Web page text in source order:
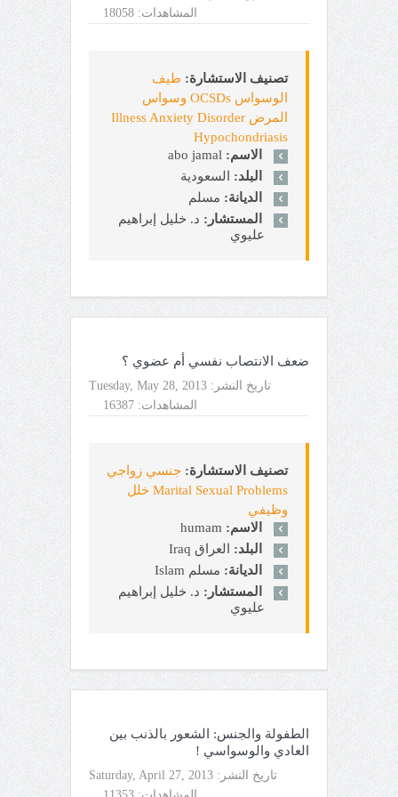
المشاهدات: 18058
تصنيف الاستشارة: طيف
الوسواس OCSDs وسواس
المرض Illness Anxiety Disorder
Hypochondriasis
الاسم: abo jamal
البلد: السعودية
الديانة: مسلم
المستشار: د. خليل إبراهيم
عليوي
ضعف الانتصاب نفسي أم عضوي ؟
تاريخ النشر: Tuesday, May 28, 2013
المشاهدات: 16387
تصنيف الاستشارة: جنسي زواجي
Marital Sexual Problems خلل
وظيفي
الاسم: humam
البلد: العراق Iraq
الديانة: مسلم Islam
المستشار: د. خليل إبراهيم
عليوي
الطفولة والجنس: الشعور بالذنب بين
العادي والوسواسي !
تاريخ النشر: Saturday, April 27, 2013